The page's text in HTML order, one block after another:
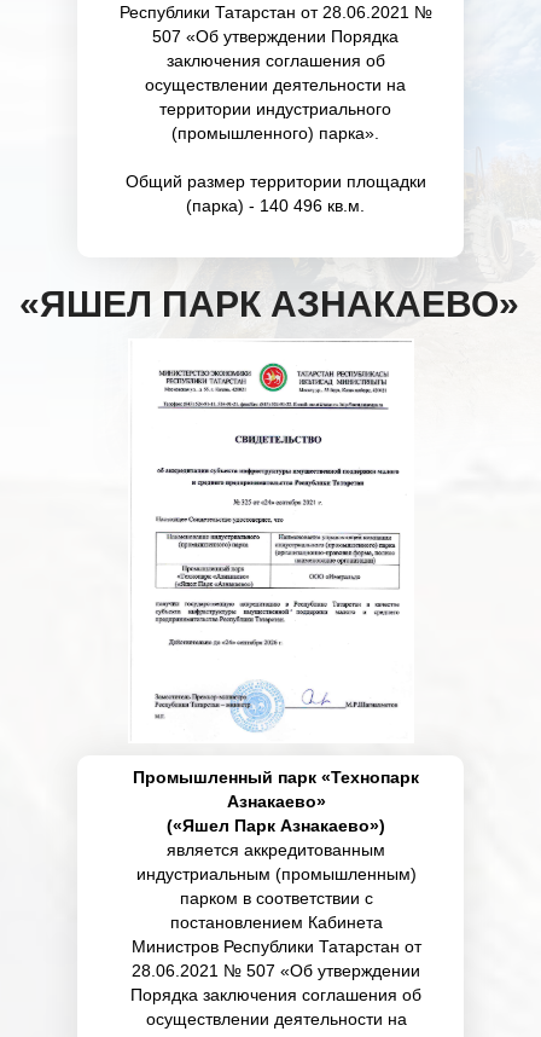
«ЯШЕЛ ПАРК АЗНАКАЕВО»
Республики Татарстан от 28.06.2021 №
507 «Об утверждении Порядка
заключения соглашения об
осуществлении деятельности на
территории индустриального
(промышленного) парка».
Общий размер территории площадки
(парка) - 140 496 кв.м.
Промышленный парк «Технопарк
Азнакаево»
(«Яшел Парк Азнакаево»)
является аккредитованным
индустриальным (промышленным)
парком в соответствии с
постановлением Кабинета
Министров Республики Татарстан от
28.06.2021 № 507 «Об утверждении
Порядка заключения соглашения об
осуществлении деятельности на